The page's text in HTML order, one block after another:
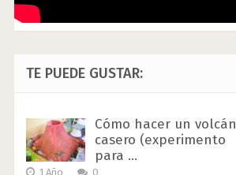
TE PUEDE GUSTAR:
Cómo hacer un volcán
casero (experimento
para …
1 Año 0